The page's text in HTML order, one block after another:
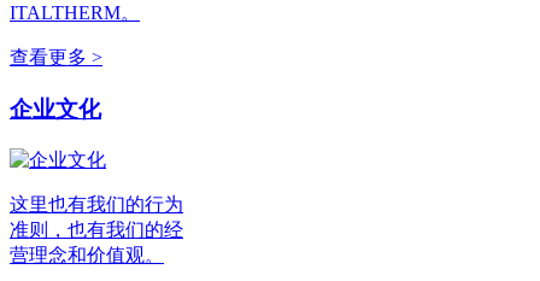
ITALTHERM。
查看更多 >
企业文化
这里也有我们的行为
准则，也有我们的经
营理念和价值观。